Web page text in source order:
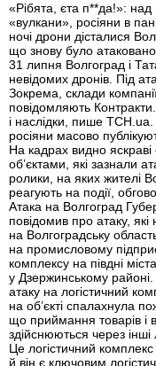
«Рібята, єта п**да!»:
«вулкани», росіяни в
ночі дрони дісталися
що знову було
31 липня Волгоград і
невідомих дронів. Під
Зокрема, склади
повідомляють
і наслідки, пише ТСН.ua.
росіяни масово
На кадрах видно
об’єктами, які зазнали
ролики, на яких жителі
реагують на події,
Атака на Волгоград
повідомив про атаку,
на Волгоградську
на промисловому
комплексу на півдні
у Дзержинському
атаку на логістичний
на об’єкті спалахнула
що приймання товарів і
здійснюються через інші
Це логістичний
й він є ключовим